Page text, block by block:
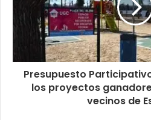
Presupuesto
los proyectos
vecinos de